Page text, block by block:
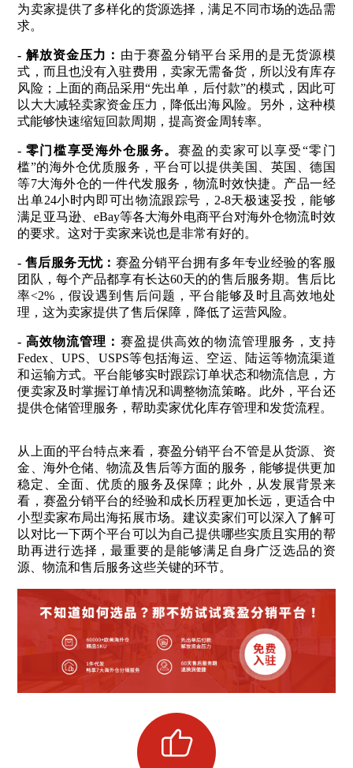
为卖家提供了多样化的货源选择，满足不同市场的选品需
求。
- 解放资金压力： 由于赛盈分销平台采用的是无货源模
式，而且也没有入驻费用，卖家无需备货，所以没有库存
风险；上面的商品采用“先出单，后付款”的模式，因此可
以大大减轻卖家资金压力，降低出海风险。另外，这种模
式能够快速缩短回款周期，提高资金周转率。
- 零门槛享受海外仓服务。 赛盈的卖家可以享受“零门
槛”的海外仓优质服务，平台可以提供美国、英国、德国
等7大海外仓的一件代发服务，物流时效快捷。产品一经
出单24小时内即可出物流跟踪号，2-8天极速妥投，能够
满足亚马逊、eBay等各大海外电商平台对海外仓物流时效
的要求。这对于卖家来说也是非常有好的。
- 售后服务无忧： 赛盈分销平台拥有多年专业经验的客服
团队，每个产品都享有长达60天的的售后服务期。售后比
率<2%，假设遇到售后问题，平台能够及时且高效地处
理，这为卖家提供了售后保障，降低了运营风险。
- 高效物流管理： 赛盈提供高效的物流管理服务，支持
Fedex、UPS、USPS等包括海运、空运、陆运等物流渠道
和运输方式。平台能够实时跟踪订单状态和物流信息，方
便卖家及时掌握订单情况和调整物流策略。此外，平台还
提供仓储管理服务，帮助卖家优化库存管理和发货流程。
从上面的平台特点来看，赛盈分销平台不管是从货源、资
金、海外仓储、物流及售后等方面的服务，能够提供更加
稳定、全面、优质的服务及保障；此外，从发展背景来
看，赛盈分销平台的经验和成长历程更加长远，更适合中
小型卖家布局出海拓展市场。建议卖家们可以深入了解可
以对比一下两个平台可以为自己提供哪些实质且实用的帮
助再进行选择，最重要的是能够满足自身广泛选品的资
源、物流和售后服务这些关键的环节。